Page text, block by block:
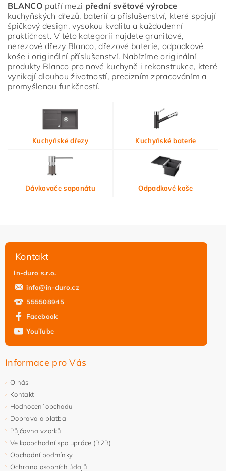
Vložením hodnocení souhlasíte s
podmínkami ochrany
osobních údajů
BLANCO patří mezi přední světové výrobce
kuchyňských dřezů, baterií a příslušenství, které spojují
špičkový design, vysokou kvalitu a každodenní
praktičnost. V této kategorii najdete granitové,
nerezové dřezy Blanco, dřezové baterie, odpadkové
koše i originální příslušenství. Nabízíme originální
produkty Blanco pro nové kuchyně i rekonstrukce, které
vynikají dlouhou životností, precizním zpracováním a
promyšlenou funkčností.
Kuchyňské dřezy Kuchyňské baterie
Dávkovače saponátu Odpadkové koše
Kontakt
In-duro s.r.o.
info@in-duro.cz
555508945
Facebook
YouTube
Informace pro Vás
O nás
Kontakt
Hodnocení obchodu
Doprava a platba
Půjčovna vzorků
Velkoobchodní spolupráce (B2B)
Obchodní podmínky
Ochrana osobních údajů